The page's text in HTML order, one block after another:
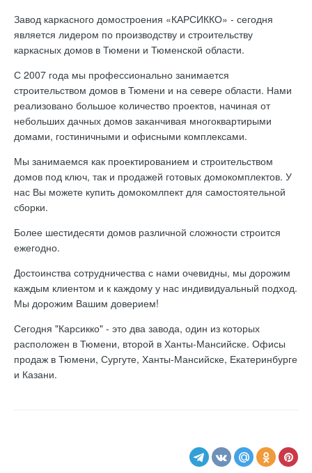
Завод каркасного домостроения «КАРСИККО» - сегодня
является лидером по производству и строительству
каркасных домов в Тюмени и Тюменской области.
С 2007 года мы профессионально занимается
строительством домов в Тюмени и на севере области. Нами
реализовано большое количество проектов, начиная от
небольших дачных домов заканчивая многоквартирыми
домами, гостиничными и офисными комплексами.
Мы занимаемся как проектированием и строительством
домов под ключ, так и продажей готовых домокомплектов. У
нас Вы можете купить домокомлпект для самостоятельной
сборки.
Более шестидесяти домов различной сложности строится
ежегодно.
Достоинства сотрудничества с нами очевидны, мы дорожим
каждым клиентом и к каждому у нас индивидуальный подход.
Мы дорожим Вашим доверием!
Сегодня "Карсикко" - это два завода, один из которых
расположен в Тюмени, второй в Ханты-Мансийске. Офисы
продаж в Тюмени, Сургуте, Ханты-Мансийске, Екатеринбурге
и Казани.